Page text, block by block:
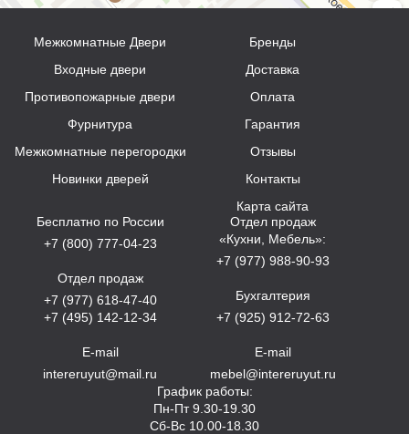
Межкомнатные Двери
Входные двери
Противопожарные двери
Фурнитура
Межкомнатные перегородки
Новинки дверей
Бренды
Доставка
Оплата
Гарантия
Отзывы
Контакты
Карта сайта
Бесплатно по России
+7 (800) 777-04-23
Отдел продаж
+7 (977) 618-47-40
+7 (495) 142-12-34
E-mail
intereruyut@mail.ru
Отдел продаж
«Кухни, Мебель»:
+7 (977) 988-90-93
Бухгалтерия
+7 (925) 912-72-63
E-mail
mebel@intereruyut.ru
График работы:
Пн-Пт 9.30-19.30
Сб-Вс 10.00-18.30